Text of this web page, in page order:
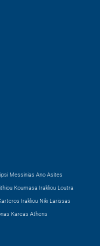
Messinias Ano Asites
Koumasa Irakliou Loutra
Irakliou Niki Larissas
Kareas Athens